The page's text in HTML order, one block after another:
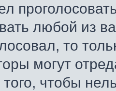
любой из
то
могут
чтобы